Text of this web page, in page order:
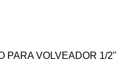
PARA VOLVEADOR 1/2"